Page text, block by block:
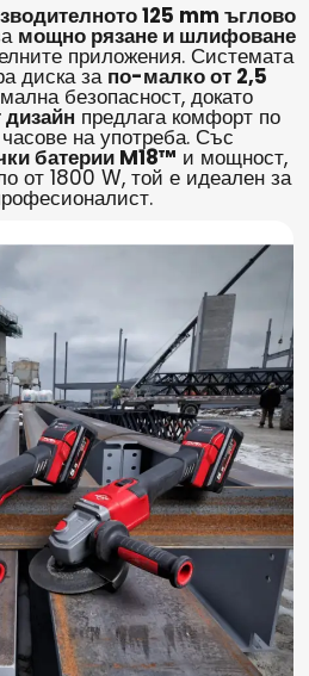
125 mm ъглово
мощно рязане и шлифоване
приложения. Системата
диска за по-малко от 2,5
безопасност, докато
предлага комфорт по
на употреба. Със
батерии M18™ и мощност,
от 1800 W, той е идеален за